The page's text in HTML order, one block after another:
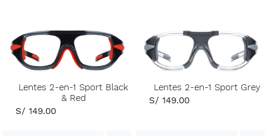
Lentes 2-en-1 Sport Black
& Red
S/ 149.00
Lentes 2-en-1 Sport Grey
S/ 149.00